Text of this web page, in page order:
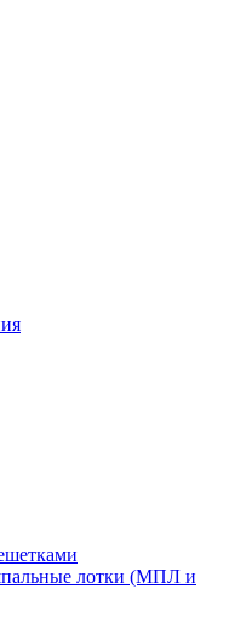
лотки (МПЛ и